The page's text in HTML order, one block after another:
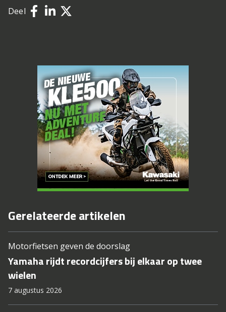
Deel
Gerelateerde artikelen
Motorfietsen geven de doorslag
Yamaha rijdt recordcijfers bij elkaar op twee
wielen
7 augustus 2026